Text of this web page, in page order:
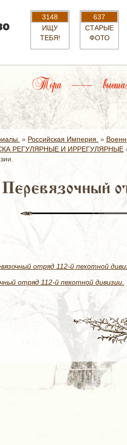
3148
ИЩУ
ТЕБЯ!
637
СТАРЫЕ
ФОТО
Тора — высшая
» Российская Империя. »
РЕГУЛЯРНЫЕ И ИРРЕГУЛЯРНЫЕ
Перевязочный
отряд 112-й пехотной
отряд 112-й пехотной дивизии.